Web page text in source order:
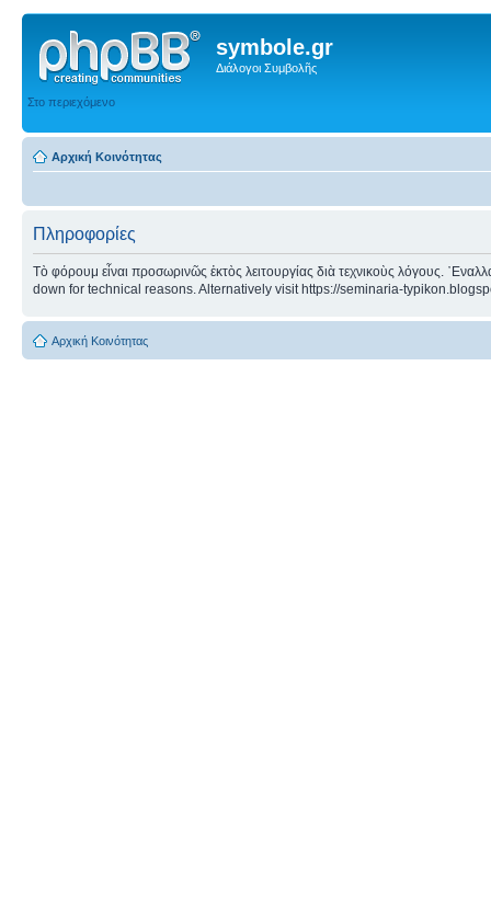
symbole.gr
Διάλογοι Συμβολῆς
Στο περιεχόμενο
Αρχική Κοινότητας
Πληροφορίες
Τὸ φόρουμ εἶναι προσωρινῶς ἐκτὸς λειτουργίας διὰ τεχνικοὺς λόγους.
down for technical reasons. Alternatively visit https://seminaria-
Αρχική Κοινότητας